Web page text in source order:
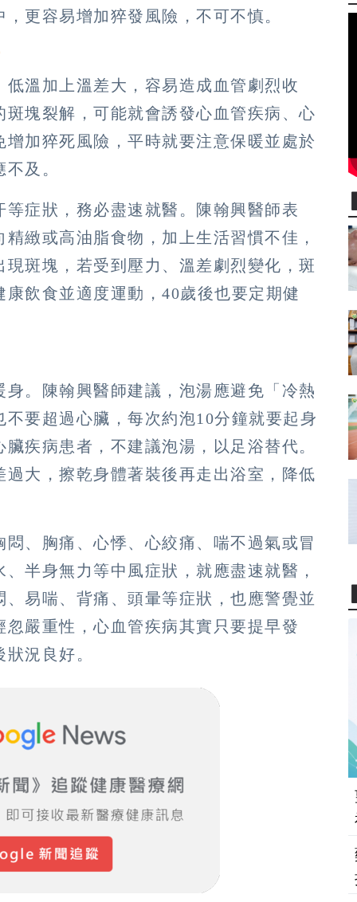
更容易增加猝發風險，不可不慎。
溫加上溫差大，容易造成血管劇烈收
塊裂解，可能就會誘發心血管疾病、心
加猝死風險，平時就要注意保暖並處於
及。
症狀，務必盡速就醫。陳翰興醫師表
緻或高油脂食物，加上生活習慣不佳，
斑塊，若受到壓力、溫差劇烈變化，斑
飲食並適度運動，40歲後也要定期健
。陳翰興醫師建議，泡湯應避免「冷熱
要超過心臟，每次約泡10分鐘就要起身
疾病患者，不建議泡湯，以足浴替代。
大，擦乾身體著裝後再走出浴室，降低
、胸痛、心悸、心絞痛、喘不過氣或冒
半身無力等中風症狀，就應盡速就醫，
易喘、背痛、頭暈等症狀，也應警覺並
嚴重性，心血管疾病其實只要提早發
況良好。